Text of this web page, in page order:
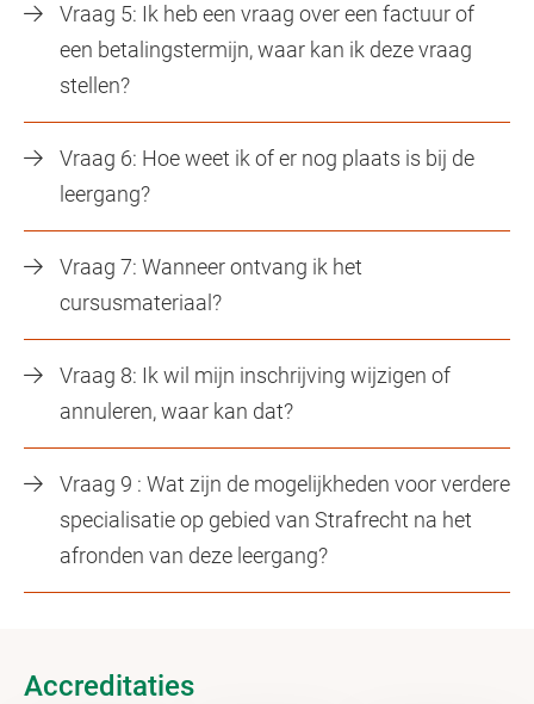
Vraag 5: Ik heb een vraag over een factuur of
een betalingstermijn, waar kan ik deze vraag
stellen?
Vraag 6: Hoe weet ik of er nog plaats is bij de
leergang?
Vraag 7: Wanneer ontvang ik het
cursusmateriaal?
Vraag 8: Ik wil mijn inschrijving wijzigen of
annuleren, waar kan dat?
Vraag 9 : Wat zijn de mogelijkheden voor verdere
specialisatie op gebied van Strafrecht na het
afronden van deze leergang?
Accreditaties